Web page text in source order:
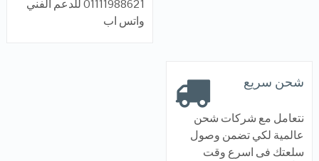
01111988621 للدعم الفني
واتس اب
شحن سريع
نتعامل مع شركات شحن
عالمية لكي تضمن وصول
سلعتك فى اسرع وقت